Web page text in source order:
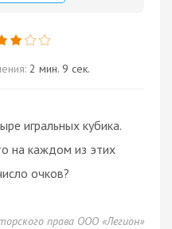
2 мин. 9 сек.
игральных кубика.
на каждом из этих
очков?
права ООО «Легион»